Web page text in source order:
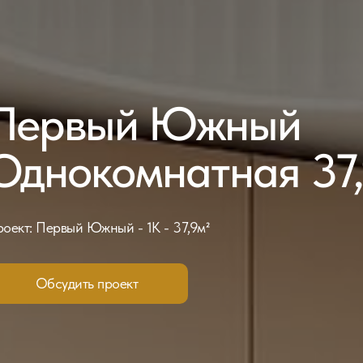
Южный
Обсудить проект
Первый Южный - 1К - 37,9м²